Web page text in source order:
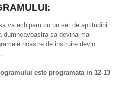
va echipam cu un set de aptitudini
dumneavoastra sa devina mai
noastre de instruire devin
este programata in 12-13